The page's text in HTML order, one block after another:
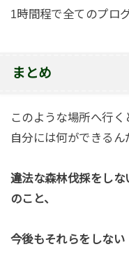
1時間程で全てのプロ
まとめ
このような場所へ行
自分には何ができるん
違法な森林伐採をし
のこと、
今後もそれらをしない